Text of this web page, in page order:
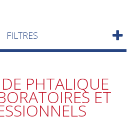
FILTRES
PHTALIQUE
ET